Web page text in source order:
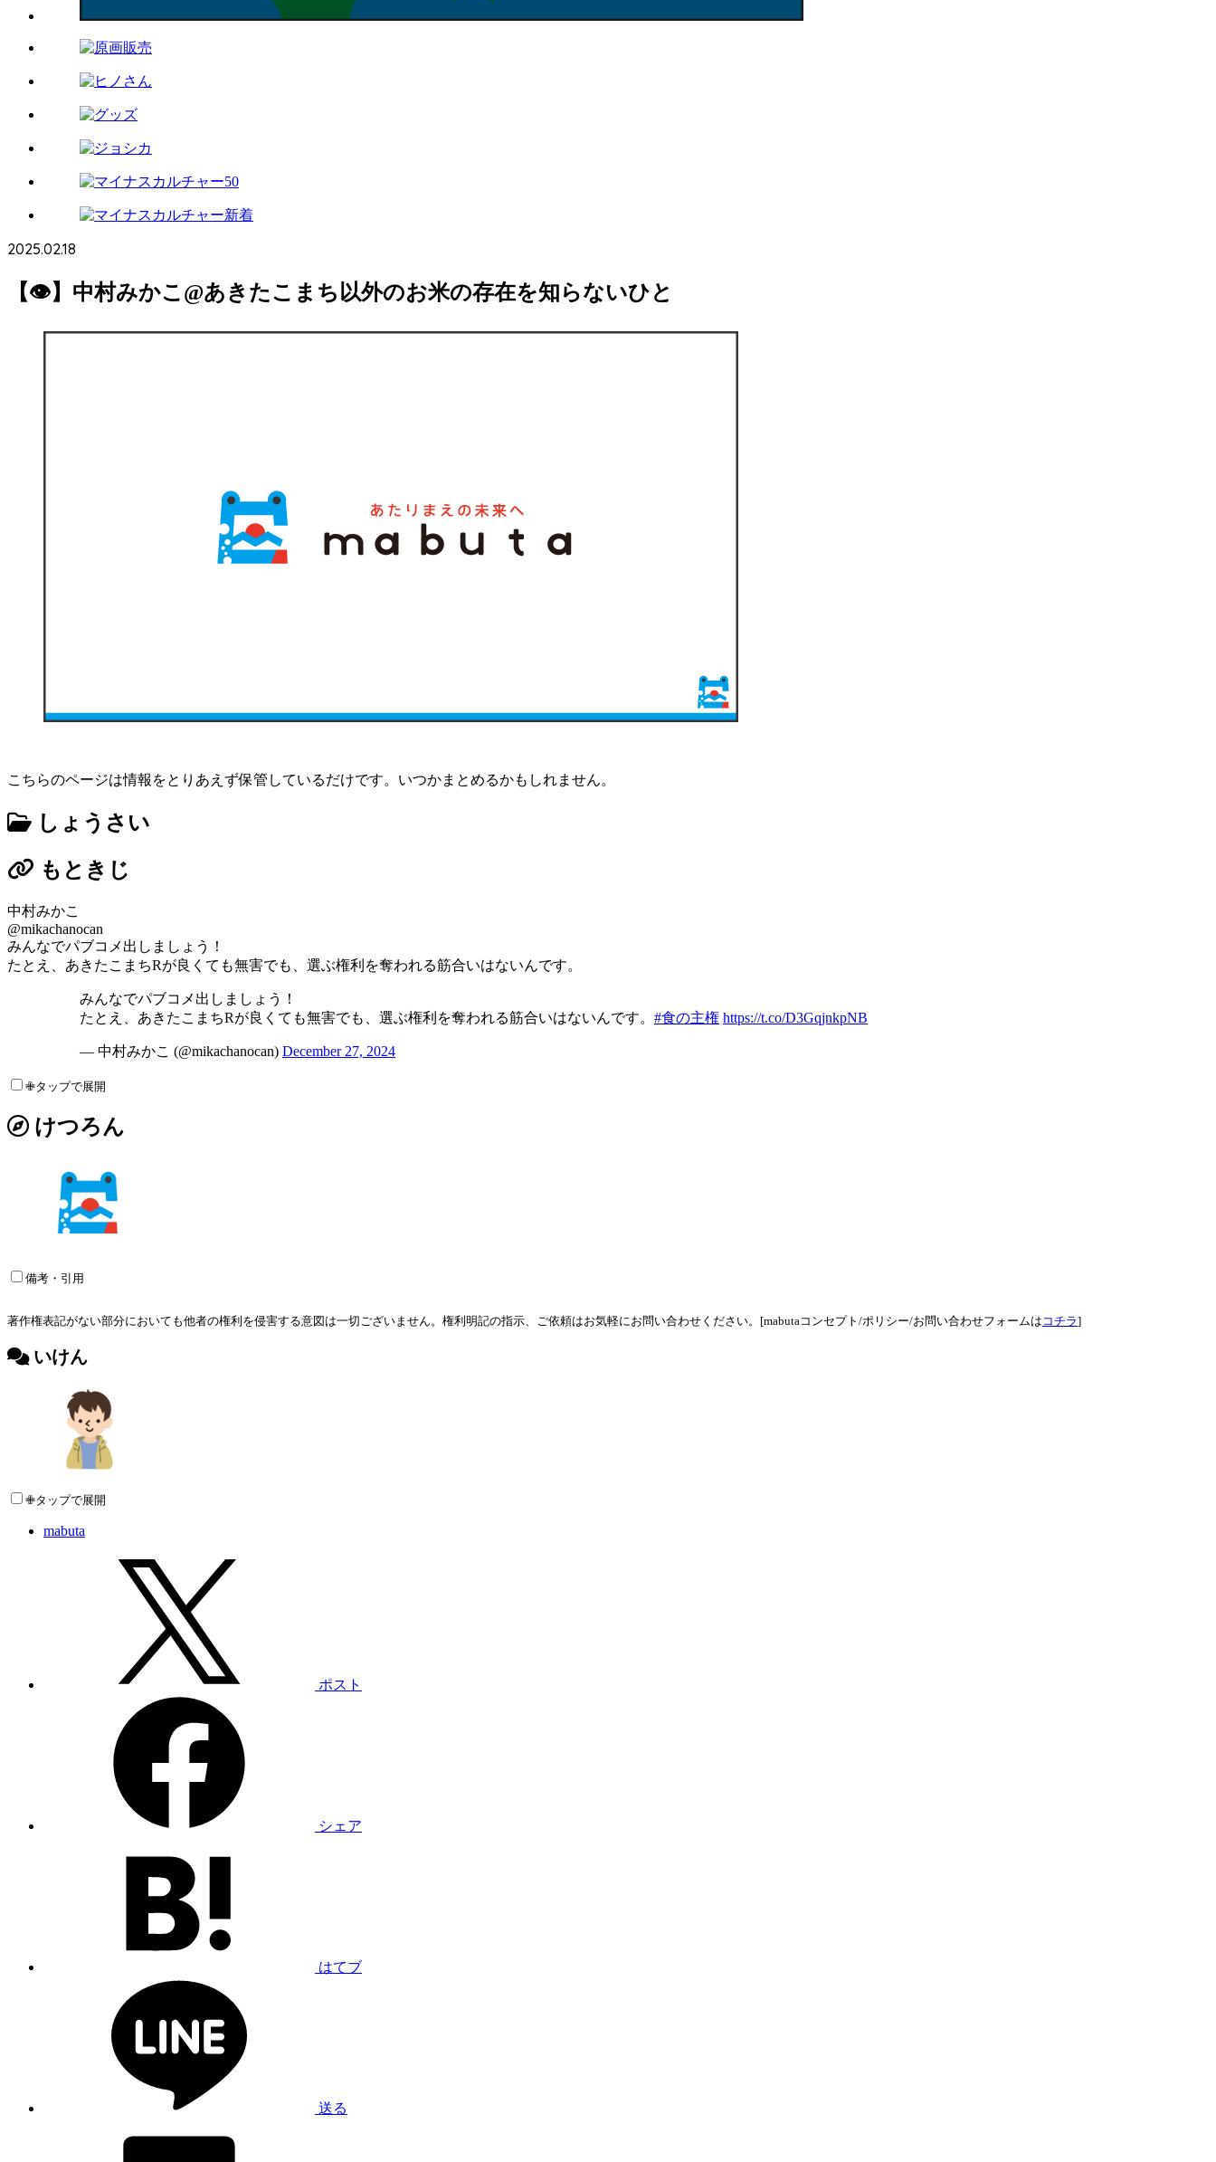
2025.02.18
【👁】中村みかこ@あきたこまち以外のお米の存在を知らないひと
こちらのページは情報をとりあえず保管しているだけです。いつかまとめるかもしれません。
しょうさい
もときじ
中村みかこ
@mikachanocan
みんなでパブコメ出しましょう！
たとえ、あきたこまちRが良くても無害でも、選ぶ権利を奪われる筋合いはないんです。
みんなでパブコメ出しましょう！
たとえ、あきたこまちRが良くても無害でも、選ぶ権利を奪われる筋合いはないんです。 #食の主権 https://t.co/D3GqjnkpNB
— 中村みかこ (@mikachanocan) December 27, 2024
✙タップで展開
けつろん
備考・引用
著作権表記がない部分においても他者の権利を侵害する意図は一切ございません。権利明記の指示、ご依頼はお気軽にお問い合わせください。[mabutaコンセプト/ポリシー/お問い合わせフォームは コチラ]
いけん
✙タップで展開
mabuta
ポスト
シェア
はてブ
送る